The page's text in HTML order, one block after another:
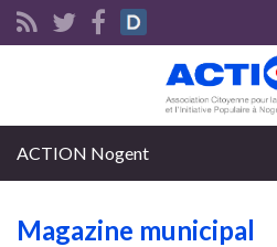
Search for:
ACTION Nogent
Magazine municipal